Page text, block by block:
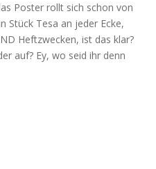
Poster rollt sich schon von
Stück Tesa an jeder Ecke,
Heftzwecken, ist das klar?
auf? Ey, wo seid ihr denn